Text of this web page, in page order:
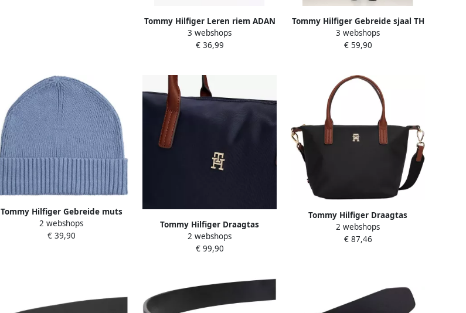
Tommy Hilfiger Leren riem ADAN
3.5 EXT Metalen logopatch
eenvoudige doornsluiting
3 webshops
€ 36,99
Tommy Hilfiger Gebreide sjaal TH
FLAG PIMA COTTON CASH SCARF
met logo-borduring met
3 webshops
€ 59,90
Tommy Hilfiger Gebreide muts
TH FLAG PIMA COTTON BEANIE
met logoborduurwerk met
2 webshops
€ 39,90
Tommy Hilfiger Draagtas
POPETTE TOTE dames
schoudertas met contrasterende
2 webshops
€ 99,90
Tommy Hilfiger Draagtas
POPETTE MINI TOTE dames
schoudertas minibag met
2 webshops
€ 87,46